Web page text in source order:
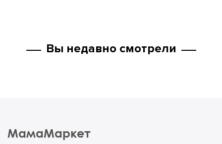
Вы недавно смотрели
МамаМаркет